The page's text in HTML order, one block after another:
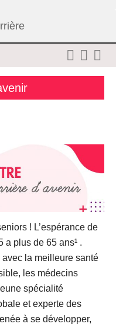
! L’espérance de
a plus de 65 ans¹ .
avec la meilleure santé
les médecins
spécialité
et experte des
à se développer,